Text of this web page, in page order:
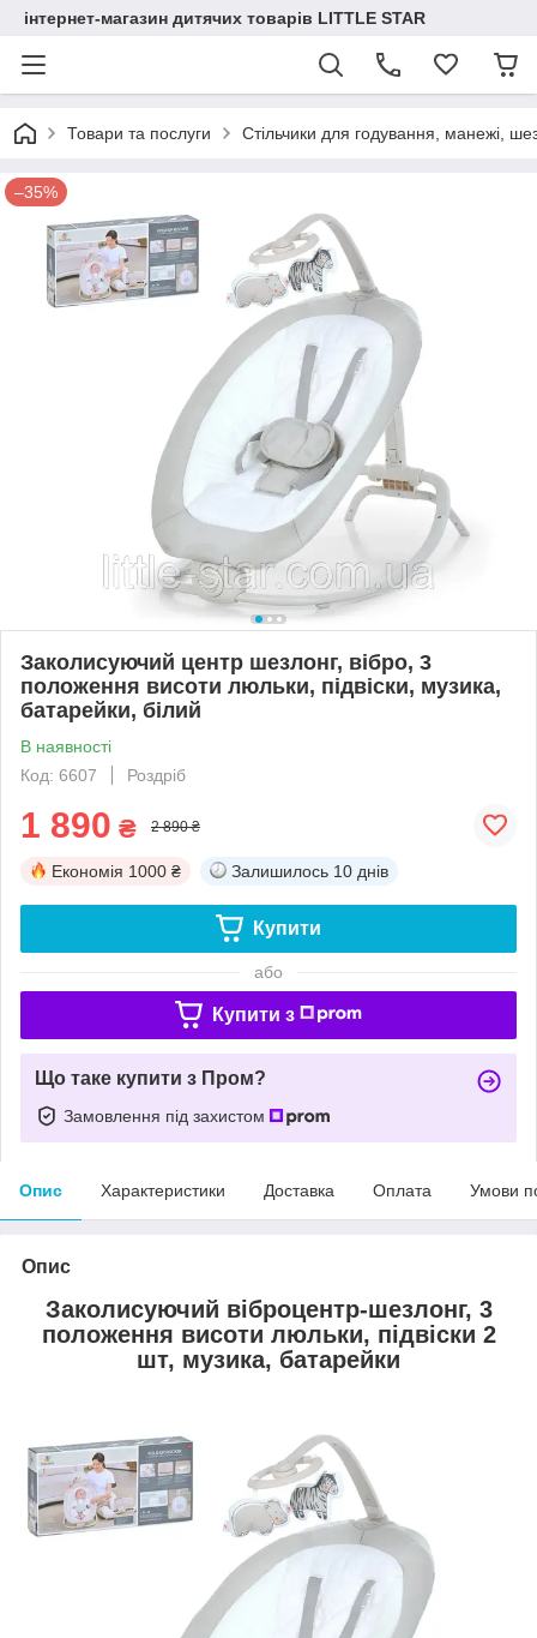
інтернет-магазин дитячих товарів LITTLE STAR
Товари та послуги Стільчики для годування, манежі,
–35%
Заколисуючий центр шезлонг, вібро, 3
положення висоти люльки, підвіски, музика,
батарейки, білий
В наявності
Код: 6607
Роздріб
1 890 ₴ 2 890 ₴
Економія 1000 ₴ Залишилось 10 днів
Купити
або
Купити з
Що таке купити з Пром?
Замовлення під захистом
Опис Характеристики Доставка Оплата Умови
Опис
Заколисуючий віброцентр-шезлонг, 3
положення висоти люльки, підвіски 2
шт, музика, батарейки